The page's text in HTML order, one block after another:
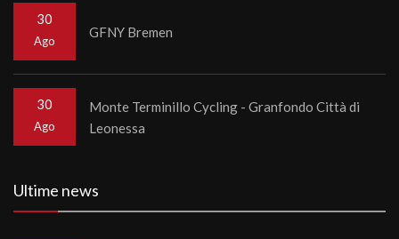
30
Ago
GFNY Bremen
30
Ago
Monte Terminillo Cycling - Granfondo Città di
Leonessa
Ultime news